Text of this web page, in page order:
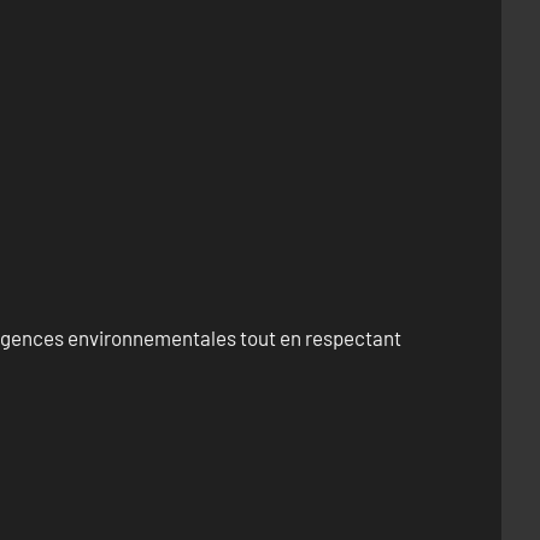
environnementales tout en respectant